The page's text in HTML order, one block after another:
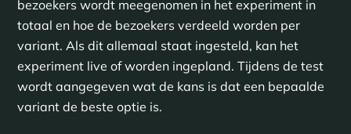
bezoekers wordt meegenomen in het experiment in
totaal en hoe de bezoekers verdeeld worden per
variant. Als dit allemaal staat ingesteld, kan het
experiment live of worden ingepland. Tijdens de test
wordt aangegeven wat de kans is dat een bepaalde
variant de beste optie is.